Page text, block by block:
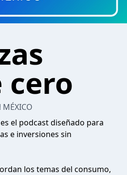
cero
MÉXICO
el podcast diseñado para
e inversiones sin
los temas del consumo,